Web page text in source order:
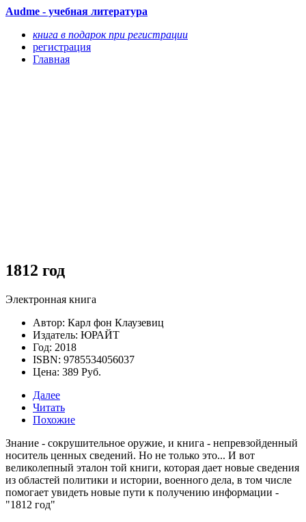
Audme - учебная литература
книга в подарок при регистрации
регистрация
Главная
1812 год
Электронная книга
Автор: Карл фон Клаузевиц
Издатель: ЮРАЙТ
Год: 2018
ISBN: 9785534056037
Цена: 389 Руб.
Далее
Читать
Похожие
Знание - сокрушительное оружие, и книга - непревзойденный
носитель ценных сведений. Но не только это... И вот
великолепный эталон той книги, которая дает новые сведения
из областей политики и истории, военного дела, в том числе
помогает увидеть новые пути к получению информации -
"1812 год"